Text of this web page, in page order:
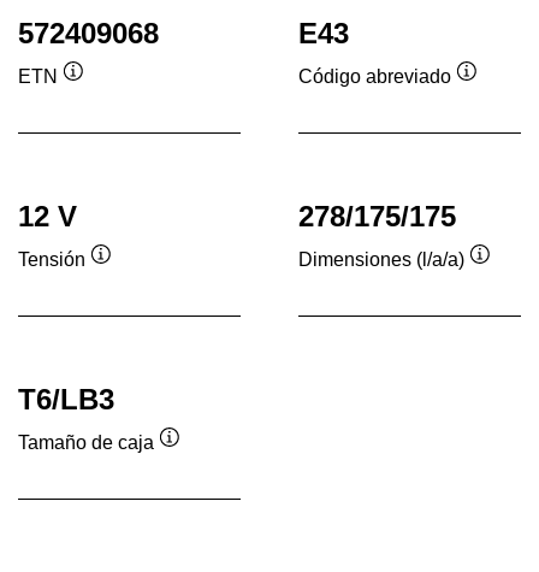
572409068
ETN
herramientas
E43
Código abreviado
12 V
Tensión
herramientas
278/175/175
Dimensiones (l/a/a)
T6/LB3
Tamaño de caja
herramientas